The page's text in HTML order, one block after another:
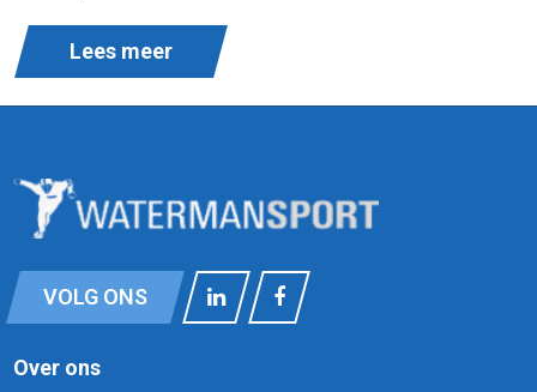
Lees meer
VOLG ONS
Over ons